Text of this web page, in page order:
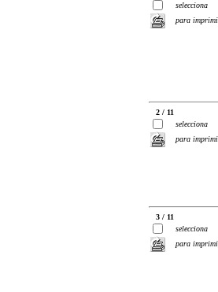
selecciona
para
2 / 11
selecciona
para
3 / 11
selecciona
para